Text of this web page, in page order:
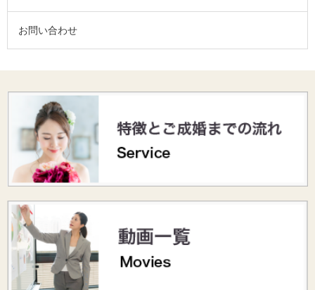
お問い合わせ